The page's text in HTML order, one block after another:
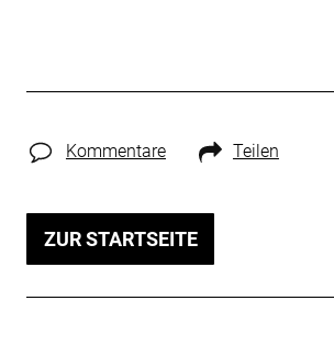
Kommentare Teilen
ZUR STARTSEITE